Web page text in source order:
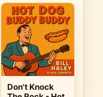
Don't Knock